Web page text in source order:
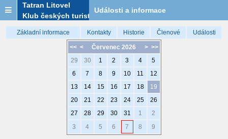
Tatran Litovel
Klub českých turistů
Události a informace
Základní informace Kontakty Historie Členové Události
<< < > >>
Červenec 2026
29
30 1 2 3 4
5
6
7 8 9 10 11
12
13
14 15 16 17 18
19
20
21 22 23 24 25
26
27
28 29 30 31 1
2
3
4 5 6 7 8 9